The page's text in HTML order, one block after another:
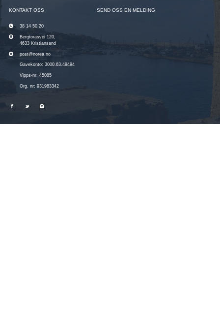
KONTAKT OSS
38 14 50 20
Bergtorasvei 120,
4633 Kristiansand
post@norea.no
Gavekonto: 3000.63.49494
Vipps-nr: 45085
Org. nr: 931983342
SEND OSS EN MELDING